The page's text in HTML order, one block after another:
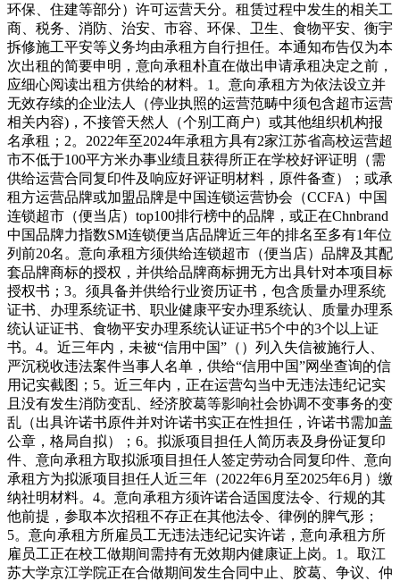
环保、住建等部分）许可运营天分。租赁过程中发生的相关工
商、税务、消防、治安、市容、环保、卫生、食物平安、衡宇
拆修施工平安等义务均由承租方自行担任。本通知布告仅为本
次出租的简要申明，意向承租朴直在做出申请承租决定之前，
应细心阅读出租方供给的材料。1。意向承租方为依法设立并
无效存续的企业法人（停业执照的运营范畴中须包含超市运营
相关内容)，不接管天然人（个别工商户）或其他组织机构报
名承租；2。2022年至2024年承租方具有2家江苏省高校运营超
市不低于100平方米办事业绩且获得所正在学校好评证明（需
供给运营合同复印件及响应好评证明材料，原件备查）；或承
租方运营品牌或加盟品牌是中国连锁运营协会（CCFA）中国
连锁超市（便当店）top100排行榜中的品牌，或正在Chnbrand
中国品牌力指数SM连锁便当店品牌近三年的排名至多有1年位
列前20名。意向承租方须供给连锁超市（便当店）品牌及其配
套品牌商标的授权，并供给品牌商标拥无方出具针对本项目标
授权书；3。须具备并供给行业资历证书，包含质量办理系统
证书、办理系统证书、职业健康平安办理系统认、质量办理系
统认证证书、食物平安办理系统认证证书5个中的3个以上证
书。4。近三年内，未被“信用中国”（）列入失信被施行人、
严沉税收违法案件当事人名单，供给“信用中国”网坐查询的信
用记实截图；5。近三年内，正在运营勾当中无违法违纪记实
且没有发生消防变乱、经济胶葛等影响社会协调不变事务的变
乱（出具许诺书原件并对许诺书实正在性担任，许诺书需加盖
公章，格局自拟）；6。拟派项目担任人简历表及身份证复印
件、意向承租方取拟派项目担任人签定劳动合同复印件、意向
承租方为拟派项目担任人近三年（2022年6月至2025年6月）缴
纳社明材料。4。意向承租方须许诺合适国度法令、行规的其
他前提，参取本次招租不存正在其他法令、律例的脾气形；
5。意向承租方所雇员工无违法违纪记实许诺，意向承租方所
雇员工正在校工做期间需持有无效期内健康证上岗。1。取江
苏大学京江学院正在合做期间发生合同中止、胶葛、争议、仲